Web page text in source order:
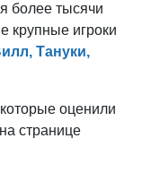
более тысячи
крупные игроки
Тануки,
оценили
странице